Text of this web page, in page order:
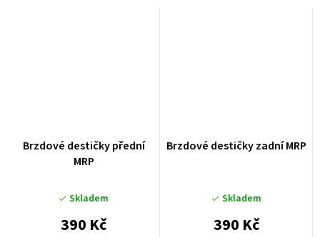
Brzdové destičky přední
MRP
Skladem
390 Kč
Brzdové destičky zadní MRP
Skladem
390 Kč